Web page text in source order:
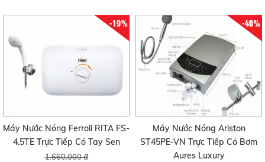
-19%
Máy Nước Nóng Ferroli RITA FS-
4.5TE Trực Tiếp Có Tay Sen
1.660.000 đ
-40%
Máy Nước Nóng Ariston
ST45PE-VN Trực Tiếp Có Bơm
Aures Luxury